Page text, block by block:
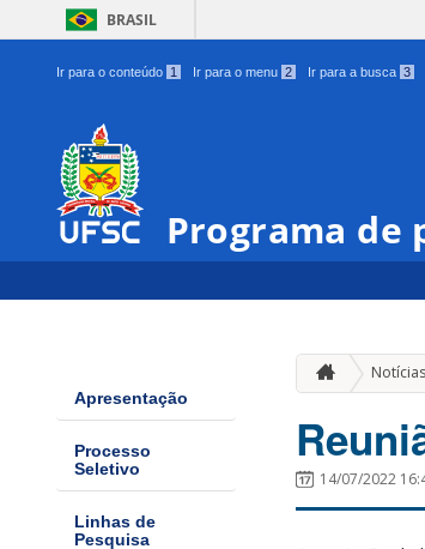
BRASIL
Ir para o conteúdo 1 Ir para o menu 2 Ir para a busca 3
Programa de
Apresentação
Processo
Seletivo
Linhas de
Pesquisa
Notícias
14/07/2022